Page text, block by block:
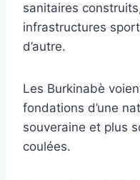
sanitaires
infrastructures
d’autre.
Les Burkinabè
fondations d’une
souveraine et plus
coulées.